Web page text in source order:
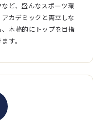
ど、盛んなスポーツ環
カデミックと両立しな
本格的にトップを目指
す。